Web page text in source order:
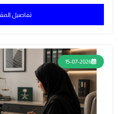
تفاصيل المقال
15-07-2026